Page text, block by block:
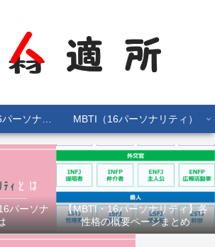
【性格診断】MBTI（16パーソナリティ）とは MBTI（16パーソナリティ）
パーソナ
【MBTI・16パーソナリティ】各
性格の概要ページまとめ